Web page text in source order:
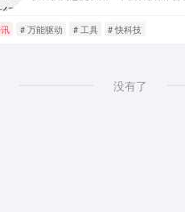
# 万能驱动 # 工具 # 快科技
没有了